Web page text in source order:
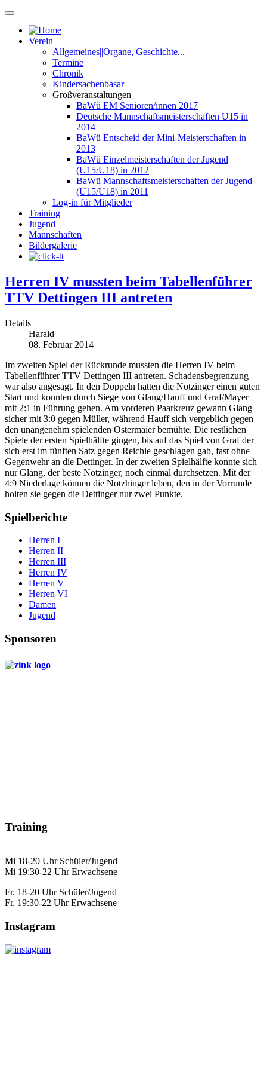
Verein
Allgemeines||Organe, Geschichte...
Termine
Chronik
Kindersachenbasar
Großveranstaltungen
BaWü EM Senioren/innen 2017
Deutsche Mannschaftsmeisterschaften U15 in
2014
BaWü Entscheid der Mini-Meisterschaften in
2013
BaWü Einzelmeisterschaften der Jugend
(U15/U18) in 2012
BaWü Mannschaftsmeisterschaften der Jugend
(U15/U18) in 2011
Log-in für Mitglieder
Training
Jugend
Mannschaften
Bildergalerie
Herren IV mussten beim Tabellenführer
TTV Dettingen III antreten
Details
Harald
08. Februar 2014
Im zweiten Spiel der Rückrunde mussten die Herren IV beim
Tabellenführer TTV Dettingen III antreten. Schadensbegrenzung
war also angesagt. In den Doppeln hatten die Notzinger einen guten
Start und konnten durch Siege von Glang/Hauff und Graf/Mayer
mit 2:1 in Führung gehen. Am vorderen Paarkreuz gewann Glang
sicher mit 3:0 gegen Müller, während Hauff sich vergeblich gegen
den unangenehm spielenden Ostermaier bemühte. Die restlichen
Spiele der ersten Spielhälfte gingen, bis auf das Spiel von Graf der
sich erst im fünften Satz gegen Reichle geschlagen gab, fast ohne
Gegenwehr an die Dettinger. In der zweiten Spielhälfte konnte sich
nur Glang, der beste Notzinger, noch einmal durchsetzen. Mit der
4:9 Niederlage können die Notzhinger leben, den in der Vorrunde
holten sie gegen die Dettinger nur zwei Punkte.
Spielberichte
Herren I
Herren II
Herren III
Herren IV
Herren V
Herren VI
Damen
Jugend
Sponsoren
Training
Mi 18-20 Uhr Schüler/Jugend
Mi 19:30-22 Uhr Erwachsene
Fr. 18-20 Uhr Schüler/Jugend
Fr. 19:30-22 Uhr Erwachsene
Instagram